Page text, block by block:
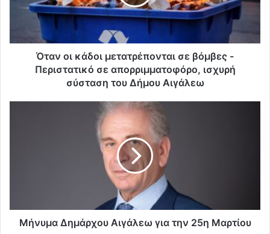
Όταν οι κάδοι μετατρέπονται σε βόμβες -
Περιστατικό σε απορριμματοφόρο, ισχυρή
σύσταση του Δήμου Αιγάλεω
Μήνυμα Δημάρχου Αιγάλεω για την 25η Μαρτίου